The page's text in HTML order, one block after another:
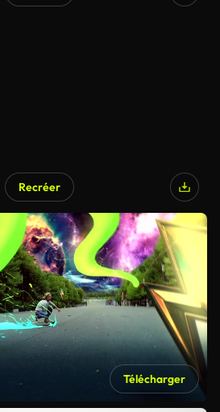
Recréer
Télécharger